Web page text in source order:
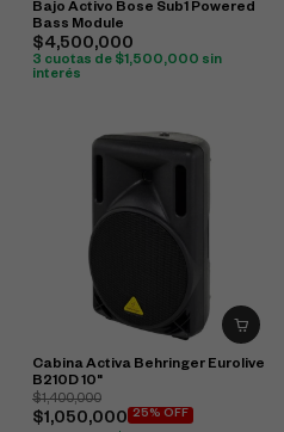
Bajo Activo Bose Sub1 Powered
Bass Module
$4,500,000
3 cuotas de $1,500,000 sin
interés
Cabina Activa Behringer Eurolive
B210D 10"
$1,400,000
$1,050,000 25% OFF